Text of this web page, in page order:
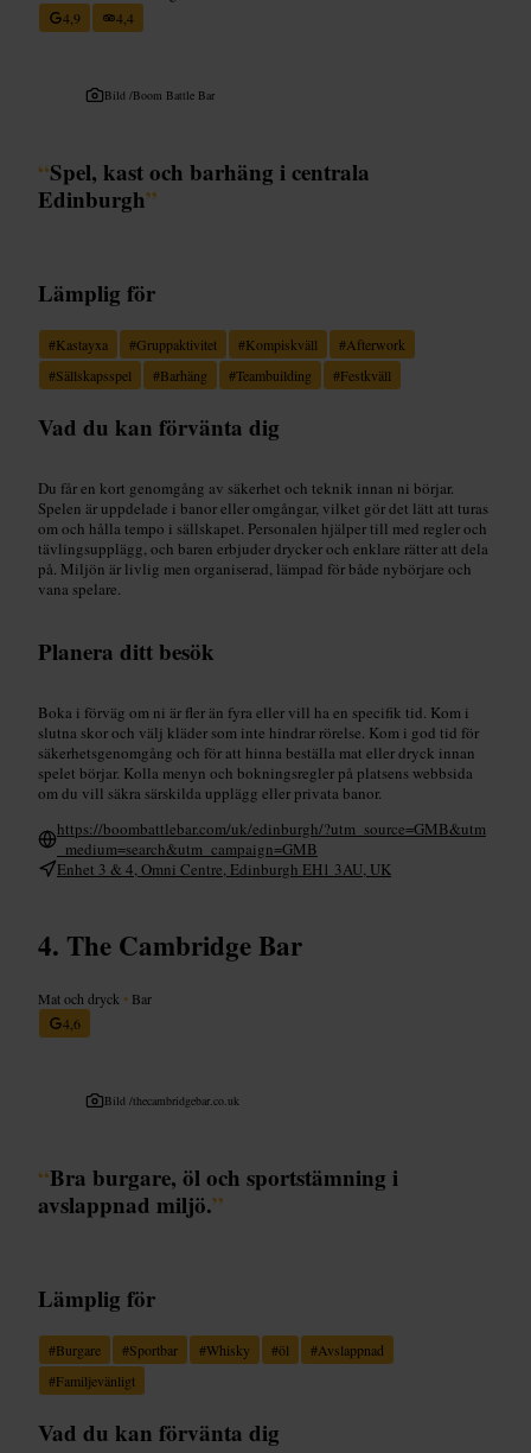
4,9
4,4
Bild /Boom Battle Bar
“Spel, kast och barhäng i centrala
Edinburgh”
Lämplig för
#Kastayxa #Gruppaktivitet #Kompiskväll #Afterwork
#Sällskapsspel #Barhäng #Teambuilding #Festkväll
Vad du kan förvänta dig
Du får en kort genomgång av säkerhet och teknik innan ni börjar.
Spelen är uppdelade i banor eller omgångar, vilket gör det lätt att turas
om och hålla tempo i sällskapet. Personalen hjälper till med regler och
tävlingsupplägg, och baren erbjuder drycker och enklare rätter att dela
på. Miljön är livlig men organiserad, lämpad för både nybörjare och
vana spelare.
Planera ditt besök
Boka i förväg om ni är fler än fyra eller vill ha en specifik tid. Kom i
slutna skor och välj kläder som inte hindrar rörelse. Kom i god tid för
säkerhetsgenomgång och för att hinna beställa mat eller dryck innan
spelet börjar. Kolla menyn och bokningsregler på platsens webbsida
om du vill säkra särskilda upplägg eller privata banor.
https://boombattlebar.com/uk/edinburgh/?utm_source=GMB&utm
_medium=search&utm_campaign=GMB
Enhet 3 & 4, Omni Centre, Edinburgh EH1 3AU, UK
The Cambridge Bar
Mat och dryck • Bar
4,6
Bild /thecambridgebar.co.uk
“Bra burgare, öl och sportstämning i
avslappnad miljö.”
Lämplig för
#Burgare #Sportbar #Whisky #öl #Avslappnad
#Familjevänligt
Vad du kan förvänta dig